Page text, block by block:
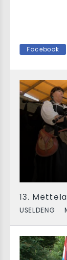
13.
USELDENG
Facebook